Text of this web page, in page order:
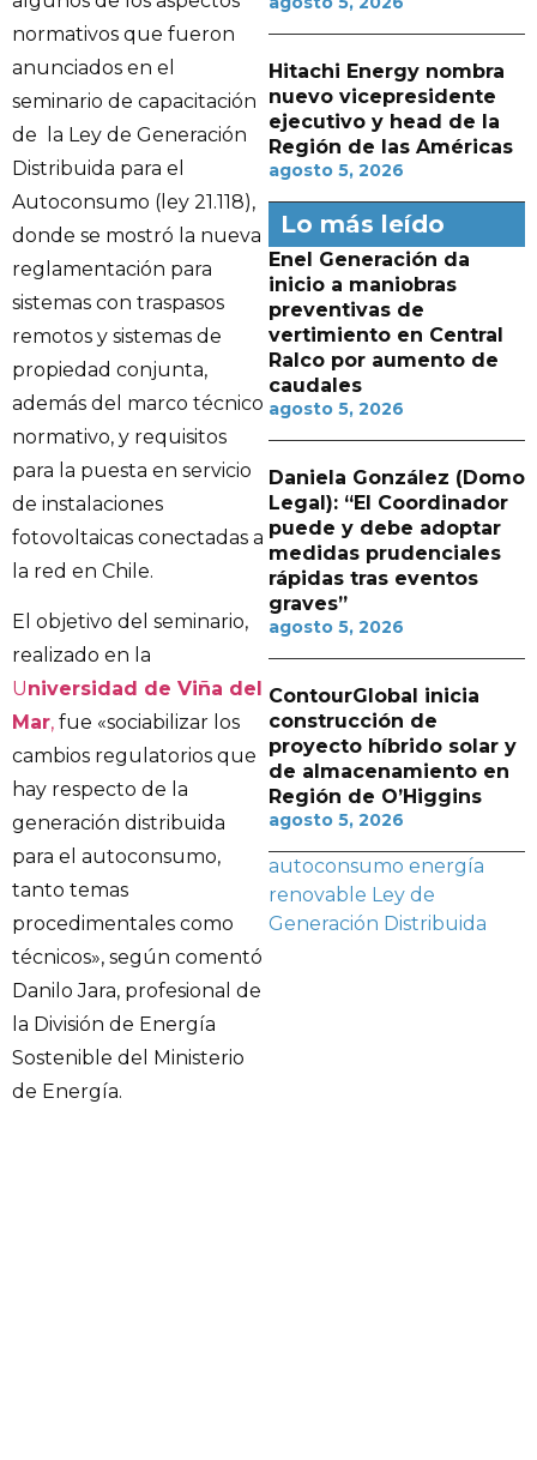
normativos que fueron
anunciados en el
seminario de capacitación
de la Ley de Generación
Distribuida para el
Autoconsumo (ley 21.118),
donde se mostró la nueva
reglamentación para
sistemas con traspasos
remotos y sistemas de
propiedad conjunta,
además del marco técnico
normativo, y requisitos
para la puesta en servicio
de instalaciones
fotovoltaicas conectadas a
la red en Chile.
El objetivo del seminario,
realizado en la
Universidad de Viña del
Mar, fue «sociabilizar los
cambios regulatorios que
hay respecto de la
generación distribuida
para el autoconsumo,
tanto temas
procedimentales como
técnicos», según comentó
Danilo Jara, profesional de
la División de Energía
Sostenible del Ministerio
de Energía.
Hitachi Energy nombra
nuevo vicepresidente
ejecutivo y head de la
Región de las Américas
agosto 5, 2026
Lo más leído
Enel Generación da
inicio a maniobras
preventivas de
vertimiento en Central
Ralco por aumento de
caudales
agosto 5, 2026
Daniela González (Domo
Legal): “El Coordinador
puede y debe adoptar
medidas prudenciales
rápidas tras eventos
graves”
agosto 5, 2026
ContourGlobal inicia
construcción de
proyecto híbrido solar y
de almacenamiento en
Región de O’Higgins
agosto 5, 2026
autoconsumo energía
renovable Ley de
Generación Distribuida